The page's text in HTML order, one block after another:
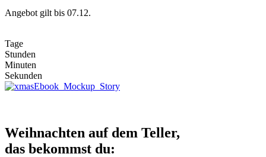
Angebot gilt bis 07.12.
Tage
Stunden
Minuten
Sekunden
Weihnachten auf dem Teller,
das bekommst du: